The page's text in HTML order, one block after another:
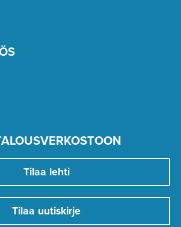
Tilaa lehti
Tilaa uutiskirje